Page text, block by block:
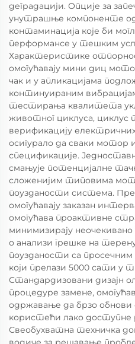
деградацији. Опције за
унутрашње компоненте
контаминација које би
перформансе у тешким
Характеристике
омогућавају мини диц
чак и у апликацијама
континуираним
тестирања квалитета
животног циклуса,
верификацију
осигурало да сваки мотор
спецификације.
смањује потенцијалне
сложенијим типовима
поузданости система.
омогућавају заказан
омогућава проактивне
минимизирају
о анализи грешке на
поузданости са
који прелази 5000 сати у
Стандардизовани дизајн
процедуре замене,
одржавање да брзо
користећи лако доступне
Свеобухватна техничка